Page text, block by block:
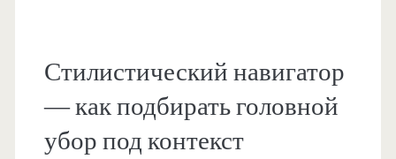
Стилистический навигатор
— как подбирать головной
убор под контекст